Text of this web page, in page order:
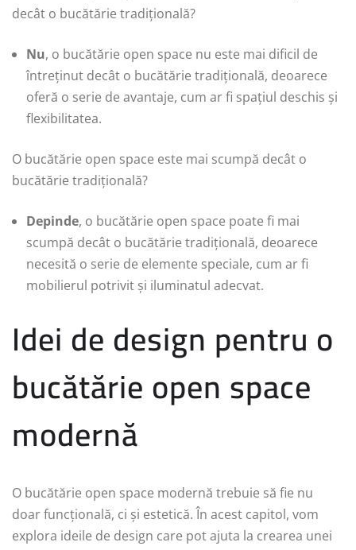
decât o bucătărie tradițională?
Nu, o bucătărie open space nu este mai dificil de
întreținut decât o bucătărie tradițională, deoarece
oferă o serie de avantaje, cum ar fi spațiul deschis și
flexibilitatea.
O bucătărie open space este mai scumpă decât o
bucătărie tradițională?
Depinde, o bucătărie open space poate fi mai
scumpă decât o bucătărie tradițională, deoarece
necesită o serie de elemente speciale, cum ar fi
mobilierul potrivit și iluminatul adecvat.
Idei de design pentru o
bucătărie open space
modernă
O bucătărie open space modernă trebuie să fie nu
doar funcțională, ci și estetică. În acest capitol, vom
explora ideile de design care pot ajuta la crearea unei